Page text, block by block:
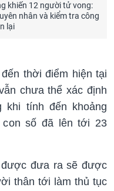
khiến 12 người tử vong:
nhân và kiểm tra công
lại
đến thời điểm hiện tại
chưa thể xác định
tính đến khoảng
con số đã lên tới 23
được đưa ra sẽ được
thân tới làm thủ tục